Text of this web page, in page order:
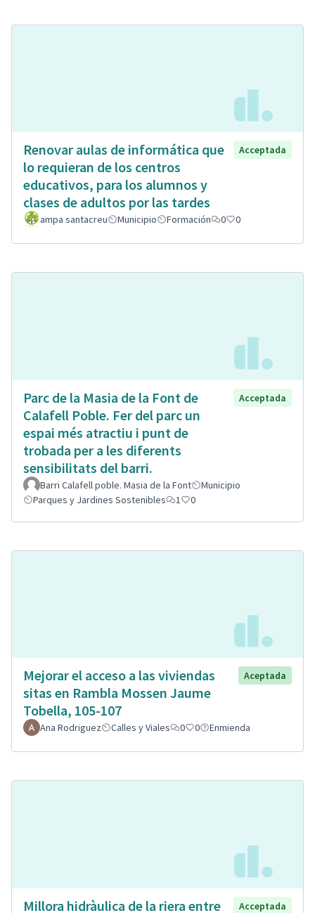
Renovar aulas de informática que
lo requieran de los centros
educativos, para los alumnos y
clases de adultos por las tardes
Acceptada
ampa santacreu Municipio Formación 0 0
Parc de la Masia de la Font de
Calafell Poble. Fer del parc un
espai més atractiu i punt de
trobada per a les diferents
sensibilitats del barri.
Acceptada
Barri Calafell poble. Masia de la Font
Municipio
Parques y Jardines Sostenibles
1 0
Mejorar el acceso a las viviendas
sitas en Rambla Mossen Jaume
Tobella, 105-107
Aceptada
Ana Rodriguez Calles y Viales 0 0 Enmienda
Millora hidràulica de la riera entre Acceptada